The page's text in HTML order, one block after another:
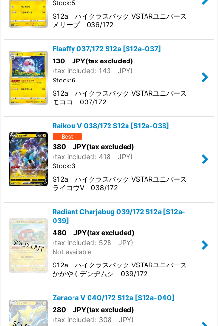
Stock:5
S12a ハイクラスパック VSTARユニバース
メリープ 036/172
Flaaffy 037/172 S12a [S12a-037]
130 JPY(tax excluded)
(tax included: 143 JPY)
Stock:6
S12a ハイクラスパック VSTARユニバース
モココ 037/172
Raikou V 038/172 S12a [S12a-038]
380 JPY(tax excluded)
(tax included: 418 JPY)
Stock:3
S12a ハイクラスパック VSTARユニバース
ライコウV 038/172
Radiant Charjabug 039/172 S12a [S12a-
039]
480 JPY(tax excluded)
(tax included: 528 JPY)
Not available
S12a ハイクラスパック VSTARユニバース
かがやくデンヂムシ 039/172
Zeraora V 040/172 S12a [S12a-040]
280 JPY(tax excluded)
(tax included: 308 JPY)